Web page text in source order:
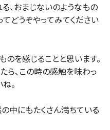
る、おまじないのようなもの
てどうぞやってみてください
のを感じることと思います。
ら、この時の感触を味わっ
。
中にもたくさん満ちている